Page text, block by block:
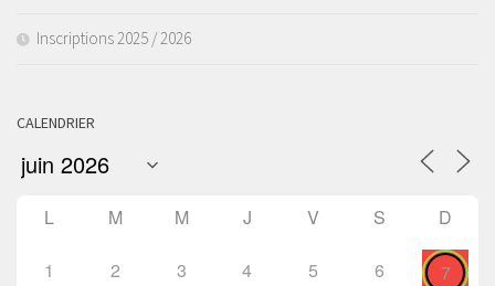
Inscriptions 2025 / 2026
CALENDRIER
L M M J V S D
1 2 3 4 5 6 7